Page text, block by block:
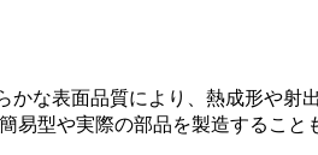
な表面品質により、熱成形や射
型や実際の部品を製造すること